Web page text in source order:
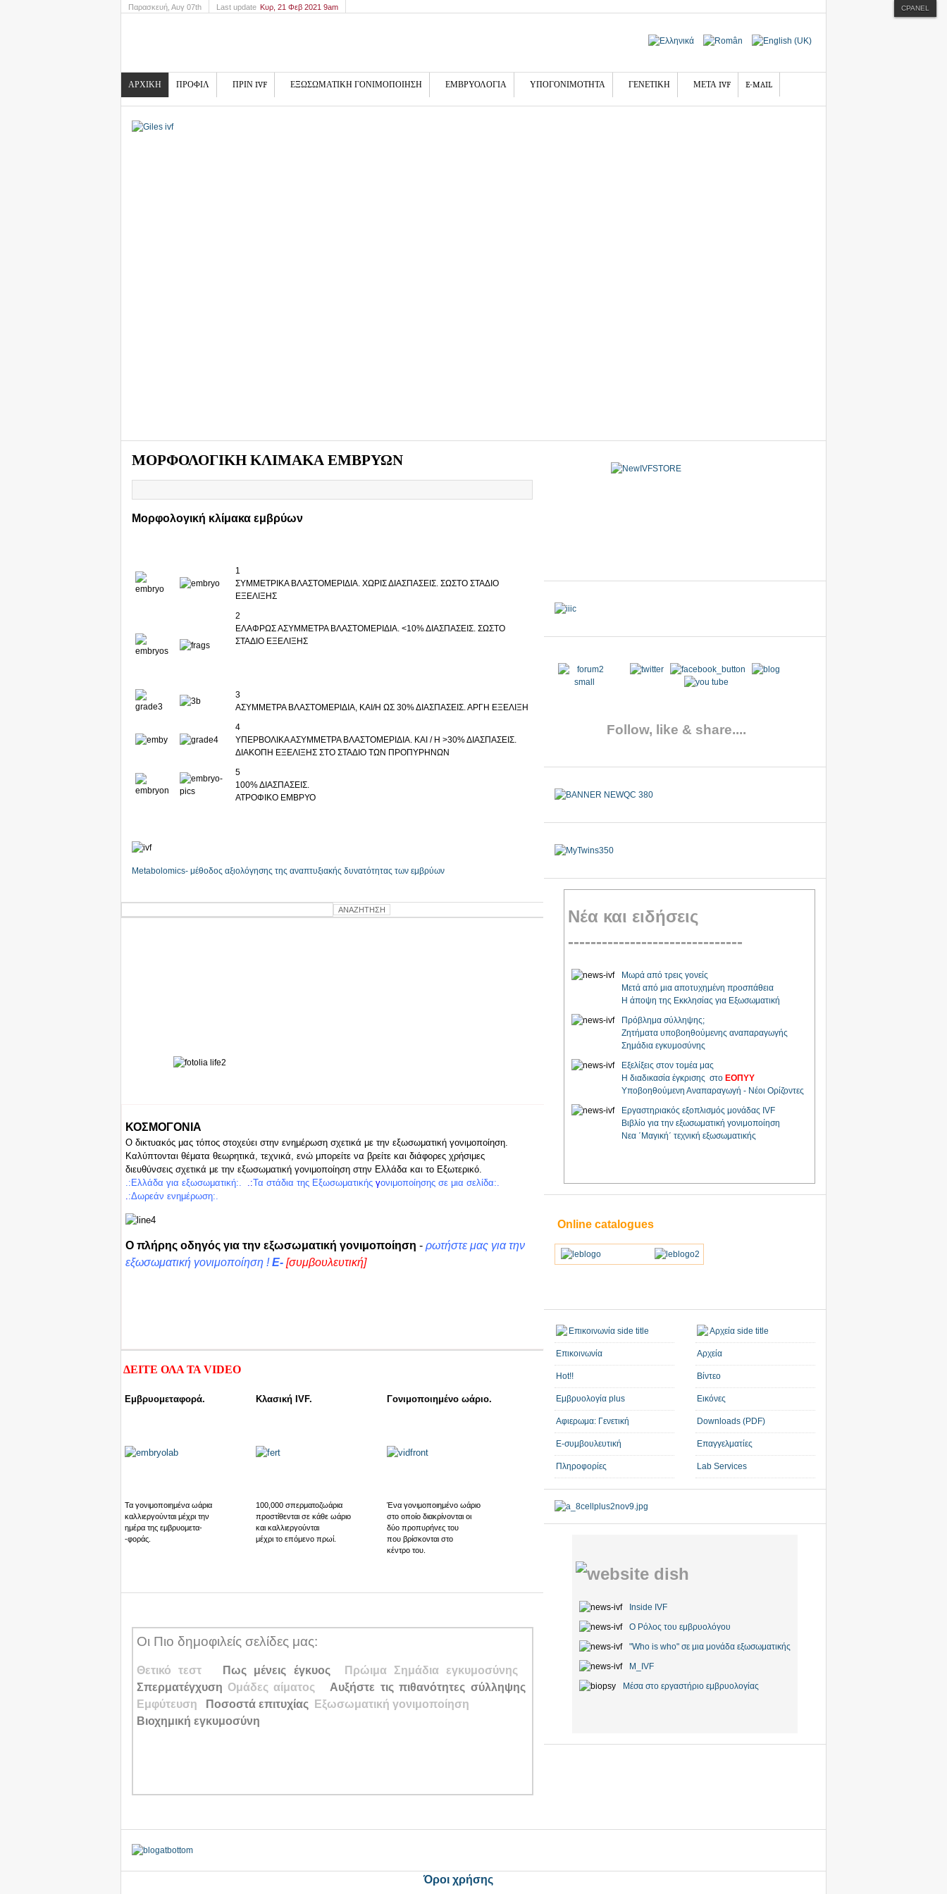
Παρασκευή , Αυγ 07th Last update Κυρ, 21 Φεβ 2021 9am
ΑΡΧΙΚΗ ΠΡΟΦΙΛ ΠΡΙΝ IVF ΕΞΩΣΩΜΑΤΙΚΗ ΓΟΝΙΜΟΠΟΙΗΣΗ ΕΜΒΡΥΟΛΟΓΙΑ ΥΠΟΓΟΝΙΜΟΤΗΤΑ ΓΕΝΕΤΙΚΗ ΜΕΤΑ IVF E-MAIL
CPANEL
ΜΟΡΦΟΛΟΓΙΚΗ ΚΛΙΜΑΚΑ ΕΜΒΡΥΩΝ
Μορφολογική κλίμακα εμβρύων
1
ΣΥΜΜΕΤΡΙΚΑ ΒΛΑΣΤΟΜΕΡΙΔΙΑ. ΧΩΡΙΣ ΔΙΑΣΠΑΣΕΙΣ. ΣΩΣΤΟ ΣΤΑΔΙΟ
ΕΞΕΛΙΞΗΣ
2
ΕΛΑΦΡΩΣ ΑΣΥΜΜΕΤΡΑ ΒΛΑΣΤΟΜΕΡΙΔΙΑ. <10% ΔΙΑΣΠΑΣΕΙΣ. ΣΩΣΤΟ
ΣΤΑΔΙΟ ΕΞΕΛΙΞΗΣ
3
ΑΣΥΜΜΕΤΡΑ ΒΛΑΣΤΟΜΕΡΙΔΙΑ, ΚΑΙ/Η ΩΣ 30% ΔΙΑΣΠΑΣΕΙΣ. ΑΡΓΗ ΕΞΕΛΙΞΗ
4
ΥΠΕΡΒΟΛΙΚΑ ΑΣΥΜΜΕΤΡΑ ΒΛΑΣΤΟΜΕΡΙΔΙΑ. ΚΑΙ / Η >30% ΔΙΑΣΠΑΣΕΙΣ.
ΔΙΑΚΟΠΗ ΕΞΕΛΙΞΗΣ ΣΤΟ ΣΤΑΔΙΟ ΤΩΝ ΠΡΟΠΥΡΗΝΩΝ
5
100% ΔΙΑΣΠΑΣΕΙΣ.
ΑΤΡΟΦΙΚΟ ΕΜΒΡΥΟ
Metabolomics- μέθοδος αξιολόγησης της αναπτυξιακής δυνατότητας των εμβρύων
ΚΟΣΜΟΓΟΝΙΑ
Ο δικτυακός μας τόπος στοχεύει στην ενημέρωση σχετικά με την εξωσωματική γονιμοποίηση.
Καλύπτονται θέματα θεωρητικά, τεχνικά, ενώ μπορείτε να βρείτε και διάφορες χρήσιμες
διευθύνσεις σχετικά με την εξωσωματική γονιμοποίηση στην Ελλάδα και το Εξωτερικό.
.:Ελλάδα για εξωσωματική:. .:Τα στάδια της Εξωσωματικής γονιμοποίησης σε μια σελίδα:.
.:Δωρεάν ενημέρωση:.
Ο πλήρης οδηγός για την εξωσωματική γονιμοποίηση - ρωτήστε μας για την
εξωσωματική γονιμοποίηση !E- [συμβουλευτική]
ΔΕΙΤΕ ΟΛΑ ΤΑ VIDEO
Εμβρυομεταφορά. Κλασική IVF. Γονιμοποιημένο ωάριο.
Τα γονιμοποιημένα ωάρια
καλλιεργούνται μέχρι την
ημέρα της εμβρυομετα-
-φοράς.
100,000 σπερματοζωάρια
προστίθενται σε κάθε ωάριο
και καλλιεργούνται
μέχρι το επόμενο πρωί.
Ένα γονιμοποιημένο ωάριο
στο οποίο διακρίνονται οι
δύο προπυρήνες του
που βρίσκονται στο
κέντρο του.
Οι Πιο δημοφιλείς σελίδες μας:
Θετικό τεστ Πως μένεις έγκυος Πρώιμα Σημάδια
εγκυμοσύνης
Σπερματέγχυση Ομάδες αίματος
Αυξήστε τις πιθανότητες σύλληψης
Εμφύτευση
Ποσοστά επιτυχίας
Εξωσωματική γονιμοποίηση
Βιοχημική εγκυμοσύνη
Follow, like & share....
Νέα και ειδήσεις
-------------------------------
Μωρά από τρεις γονείς
Μετά από μια αποτυχημένη προσπάθεια
Η άποψη της Εκκλησίας για Εξωσωματική
Πρόβλημα σύλληψης;
Ζητήματα υποβοηθούμενης αναπαραγωγής
Σημάδια εγκυμοσύνης
Εξελίξεις στον τομέα μας
Η διαδικασία έγκρισης στο ΕΟΠΥΥ
Υποβοηθούμενη Αναπαραγωγή - Νέοι Ορίζοντες
Εργαστηριακός εξοπλισμός μονάδας IVF
Βιβλίο για την εξωσωματική γονιμοποίηση
Νεα ΄Μαγική΄ τεχνική εξωσωματικής
Online catalogues
Επικοινωνία
Hot!!
Εμβρυολογία plus
Αφιερωμα: Γενετική
E-συμβουλευτική
Πληροφορίες
Αρχεία
Βίντεο
Εικόνες
Downloads (PDF)
Επαγγελματίες
Lab Services
Inside IVF
Ο Ρόλος του εμβρυολόγου
"Who is who" σε μια μονάδα εξωσωματικής
M_IVF
Μέσα στο εργαστήριο εμβρυολογίας
Όροι χρήσης